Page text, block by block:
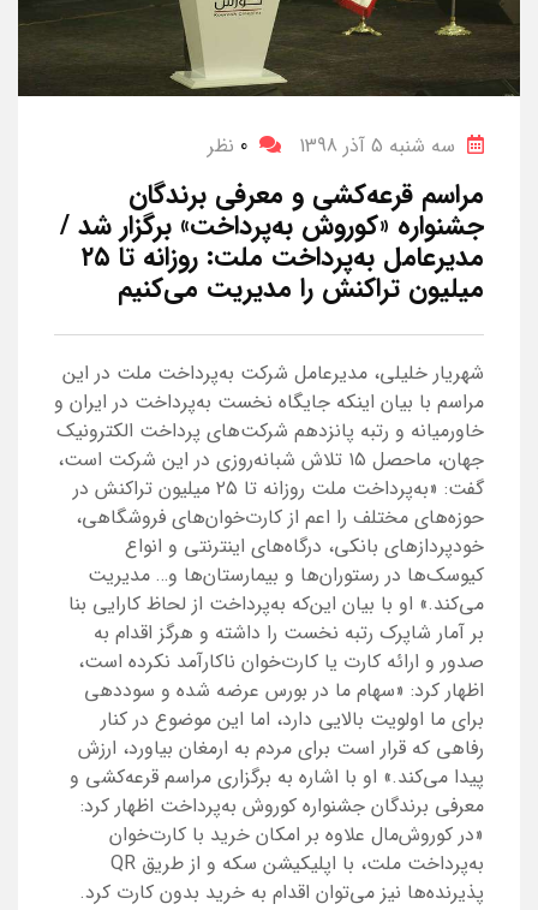
سه شنبه 5 آذر 1398 0 نظر
مراسم قرعه‌کشی و معرفی برندگان
جشنواره «کوروش به‌پرداخت» برگزار شد /
مدیرعامل به‌پرداخت ملت: روزانه تا ۲۵
میلیون تراکنش را مدیریت می‌کنیم
شهریار خلیلی، مدیرعامل شرکت به‌پرداخت ملت در این
مراسم با بیان اینکه جایگاه نخست به‌پرداخت در ایران و
خاورمیانه و رتبه پانزدهم شرکت‌های پرداخت الکترونیک
جهان، ماحصل ۱۵ تلاش شبانه‌روزی در این شرکت است،
گفت: «به‌پرداخت ملت روزانه تا ۲۵ میلیون تراکنش در
حوزه‌های مختلف را اعم از کارت‌خوان‌های فروشگاهی،
خودپردازهای بانکی، درگاه‌های اینترنتی و انواع
کیوسک‌ها در رستوران‌ها و بیمارستان‌ها و… مدیریت
می‌کند.» او با بیان این‌که به‌پرداخت از لحاظ کارایی بنا
بر آمار شاپرک رتبه نخست را داشته و هرگز اقدام به
صدور و ارائه کارت یا کارت‌خوان ناکارآمد نکرده است،
اظهار کرد: «سهام ما در بورس عرضه شده و سوددهی
برای ما اولویت بالایی دارد، اما این موضوع در کنار
رفاهی که قرار است برای مردم به ارمغان بیاورد، ارزش
پیدا می‌کند.» او با اشاره به برگزاری مراسم قرعه‌کشی و
معرفی برندگان جشنواره کوروش به‌پرداخت اظهار کرد:
«در کوروش‌مال علاوه بر امکان خرید با کارت‌خوان
به‌پرداخت ملت، با اپلیکیشن سکه و از طریق QR
پذیرنده‌ها نیز می‌توان اقدام به خرید بدون کارت کرد.